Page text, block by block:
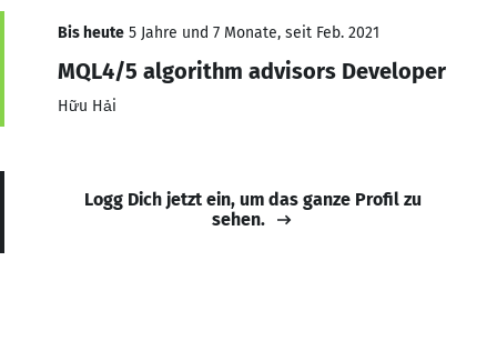
Bis heute 5 Jahre und 7 Monate, seit Feb. 2021
MQL4/5 algorithm advisors Developer
Hữu Hải
Logg Dich jetzt ein, um das ganze Profil zu
sehen.